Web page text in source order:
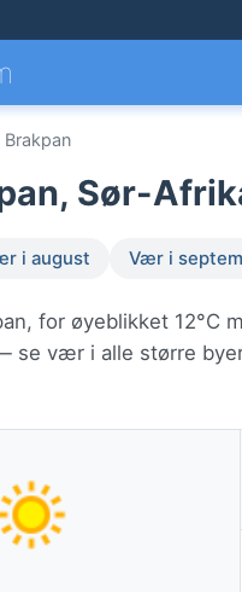
Brakpan
Sør-
i august Vær i
for øyeblikket 12°C
se vær i alle større